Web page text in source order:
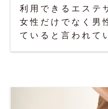
利用できるエステ
女性だけでなく男
ていると言われて